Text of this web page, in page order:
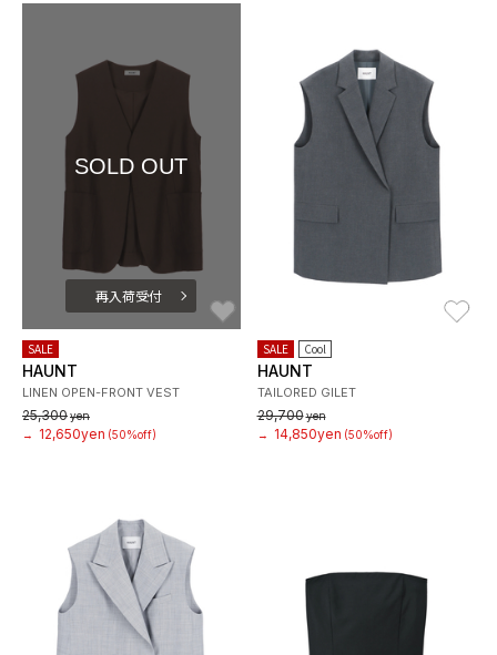
SOLD OUT
再入荷受付
SALE
HAUNT
LINEN OPEN-FRONT VEST
25,300yen
→
12,650yen (50%off)
SALE Cool
HAUNT
TAILORED GILET
29,700yen
→
14,850yen (50%off)